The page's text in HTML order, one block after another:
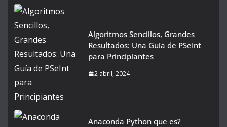
Algoritmos Sencillos, Grandes
Resultados: Una Guía de PSeInt
para Principiantes
2 abril, 2024
Anaconda Python que es?